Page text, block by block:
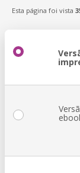
Esta página foi vista